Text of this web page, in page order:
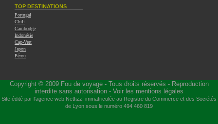
TOP DESTINATIONS
Portugal
Chili
Cambodge
Indonésie
Cap-Vert
Japon
Pérou
Copyright © 2009 Fou de voyage- Tous droits réservés - Reproduction
interdite sans autorisation - Voir les mentions légales
Site édité par l'agence web Netfizz, immatriculée au Registre du Commerce et des Sociétés
de Lyon sous le numéro 494 460 819